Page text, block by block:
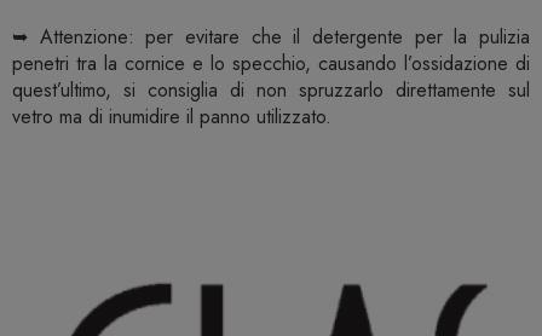
➥ Attenzione: per evitare che il detergente per la pulizia
penetri tra la cornice e lo specchio, causando l’ossidazione di
quest’ultimo, si consiglia di non spruzzarlo direttamente sul
vetro ma di inumidire il panno utilizzato.